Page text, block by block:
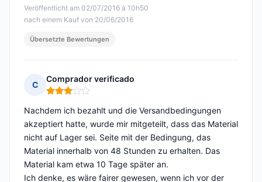
Veröffentlicht am 02/07/2016 à 10h50
nach einem Kauf von 20/06/2016
Übersetzte Bewertungen
C
Comprador verificado
Hinweis: 3 von 5
Nachdem ich bezahlt und die Versandbedingungen
akzeptiert hatte, wurde mir mitgeteilt, dass das Material
nicht auf Lager sei. Seite mit der Bedingung, das
Material innerhalb von 48 Stunden zu erhalten. Das
Material kam etwa 10 Tage später an.
Ich denke, es wäre fairer gewesen, wenn ich vor der